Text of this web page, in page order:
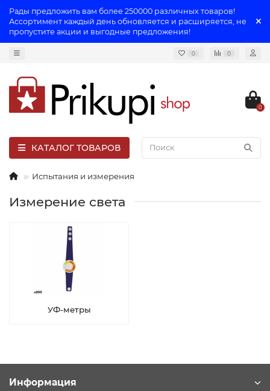
Рады предложить вам более 250000 различных товаров!
Ассортимент каждый день обновляется и расширяется, не
пропустите акции и выгодные предложения!
0 0
0
КАТАЛОГ ТОВАРОВ
Испытания и измерения
Измерение света
УФ-метры
Информация